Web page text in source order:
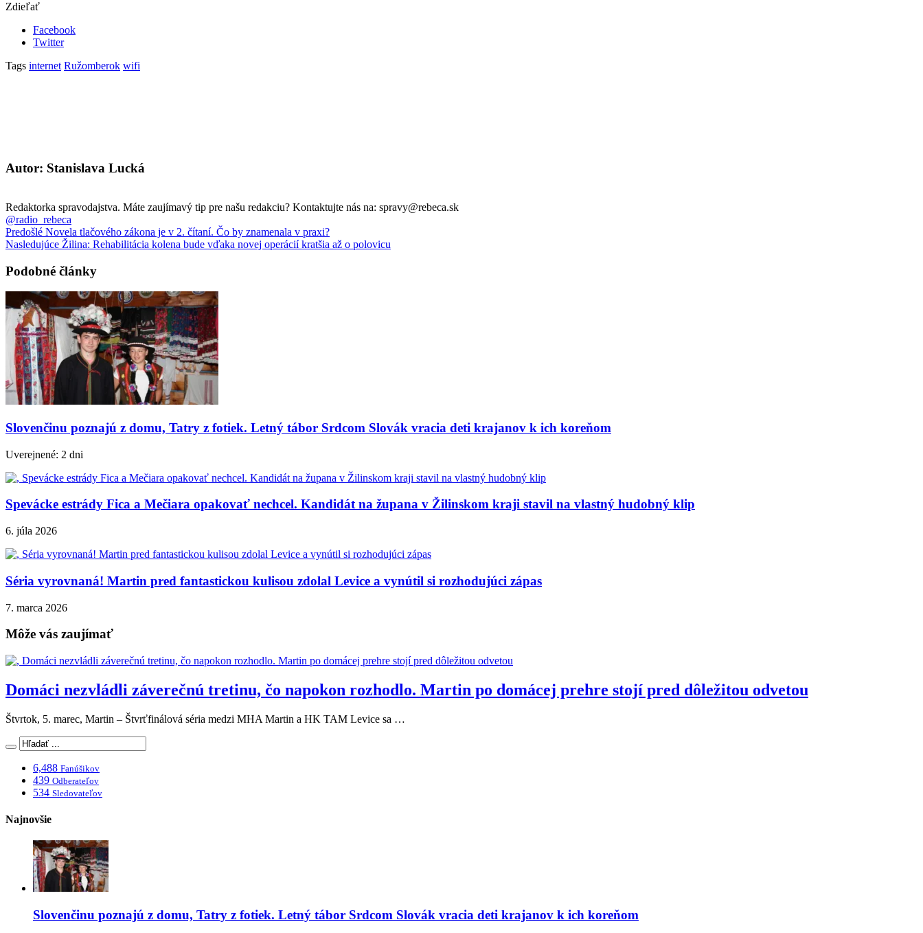
Zdieľať
Facebook
Twitter
Tags internet Ružomberok wifi
Autor: Stanislava Lucká
Redaktorka spravodajstva. Máte zaujímavý tip pre našu redakciu? Kontaktujte nás na: spravy@rebeca.sk
@radio_rebeca
Predošlé Novela tlačového zákona je v 2. čítaní. Čo by znamenala v praxi?
Nasledujúce Žilina: Rehabilitácia kolena bude vďaka novej operácií kratšia až o polovicu
Podobné články
Slovenčinu poznajú z domu, Tatry z fotiek. Letný tábor Srdcom Slovák vracia deti krajanov k ich koreňom
Uverejnené: 2 dni
Spevácke estrády Fica a Mečiara opakovať nechcel. Kandidát na župana v Žilinskom kraji stavil na vlastný hudobný klip
6. júla 2026
Séria vyrovnaná! Martin pred fantastickou kulisou zdolal Levice a vynútil si rozhodujúci zápas
7. marca 2026
Môže vás zaujímať
Domáci nezvládli záverečnú tretinu, čo napokon rozhodlo. Martin po domácej prehre stojí pred dôležitou odvetou
Štvrtok, 5. marec, Martin – Štvrťfinálová séria medzi MHA Martin a HK TAM Levice sa …
6,488 Fanúšikov
439 Odberateľov
534 Sledovateľov
Najnovšie
Slovenčinu poznajú z domu, Tatry z fotiek. Letný tábor Srdcom Slovák vracia deti krajanov k ich koreňom